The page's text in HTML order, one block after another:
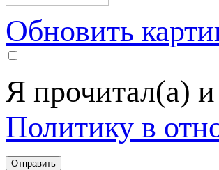
Обновить
Я прочитал(а)
Политику в